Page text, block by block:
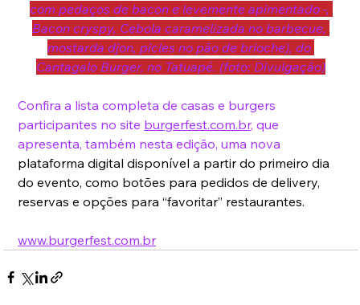
com pedaços de bacon e levemente apimentado -,
Bacon cryspy, Cebola caramelizada no barbecue,
mostarda djon, picles no pão de brioche), do
Cantagalo Burger, no Tatuapé. (foto: Divulgação)
Confira a lista completa de casas e burgers
participantes no site burgerfest.com.br, que
apresenta, também nesta edição, uma nova
plataforma digital disponível a partir do primeiro dia
do evento, como botões para pedidos de delivery,
reservas e opções para “favoritar” restaurantes.
www.burgerfest.com.br